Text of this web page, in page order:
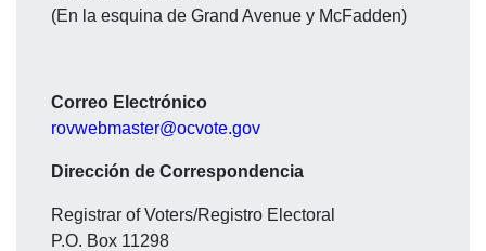
(En la esquina de Grand Avenue y McFadden)
Correo Electrónico
rovwebmaster@ocvote.gov
Dirección de Correspondencia
Registrar of Voters/Registro Electoral
P.O. Box 11298